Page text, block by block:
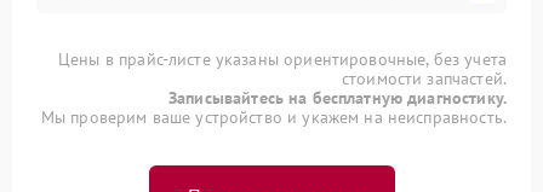
Цены в прайс-листе указаны ориентировочные, без учета
стоимости запчастей.
Записывайтесь на бесплатную диагностику.
Мы проверим ваше устройство и укажем на неисправность.